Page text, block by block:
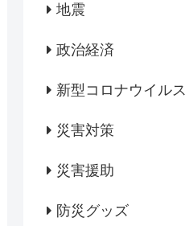
地震
政治経済
新型コロナウイルス
災害対策
災害援助
防災グッズ